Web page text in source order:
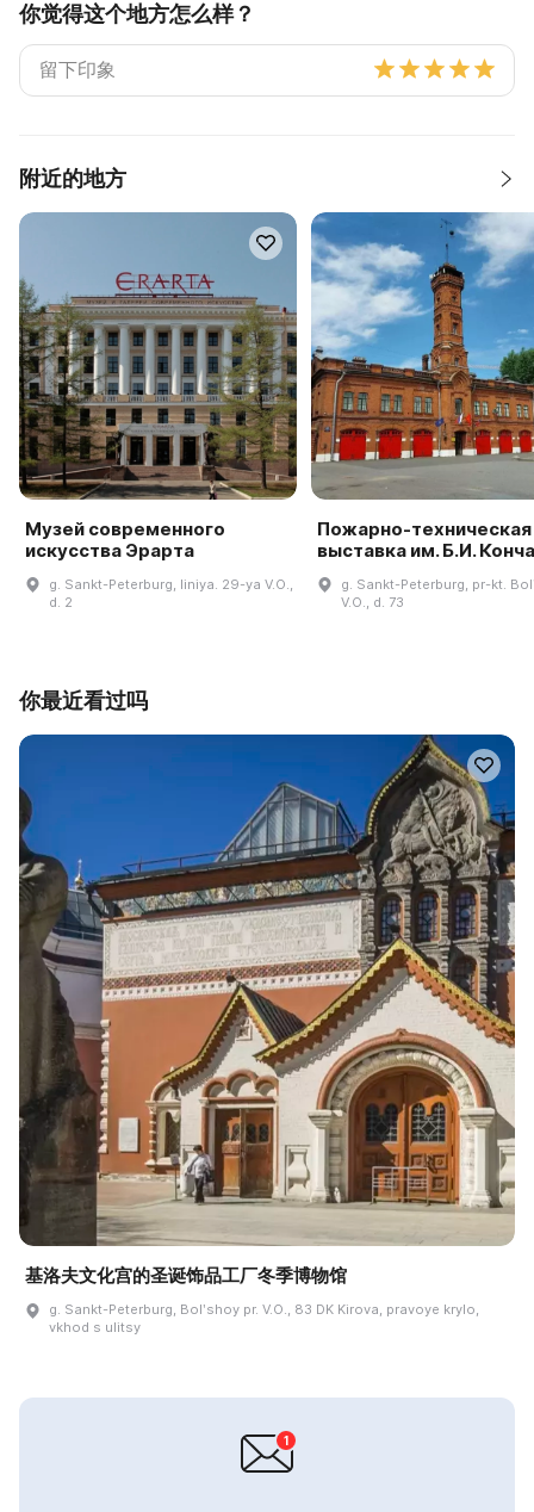
你觉得这个地方怎么样？
附近的地方
Музей современного
искусства Эрарта
g. Sankt-Peterburg, liniya. 29-ya V.O.,
d. 2
Пожарно-техническая
выставка им. Б.И.
g. Sankt-Peterburg, pr-kt.
V.O., d. 73
你最近看过吗
基洛夫文化宫的圣诞饰品工厂冬季博物馆
g. Sankt-Peterburg, Bolʹshoy pr. V.O., 83 DK Kirova, pravoye krylo,
vkhod s ulitsy